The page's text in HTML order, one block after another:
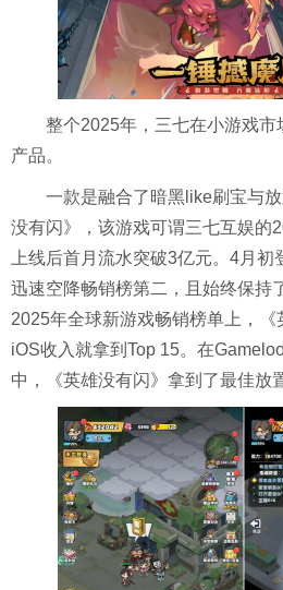
整个2025年，三七在小游戏
产品。
一款是融合了暗黑like刷宝与
没有闪》，该游戏可谓三七互娱的
上线后首月流水突破3亿元。4月
迅速空降畅销榜第二，且始终保持
2025年全球新游戏畅销榜单上，《
iOS收入就拿到Top 15。在
中，《英雄没有闪》拿到了最佳放